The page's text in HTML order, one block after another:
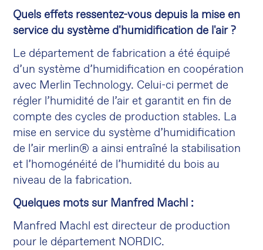
Quels effets ressentez-vous depuis la mise en
service du système d'humidification de l'air ?
Le département de fabrication a été équipé
d’un système d’humidification en coopération
avec Merlin Technology. Celui-ci permet de
régler l’humidité de l’air et garantit en fin de
compte des cycles de production stables. La
mise en service du système d’humidification
de l’air merlin® a ainsi entraîné la stabilisation
et l’homogénéité de l’humidité du bois au
niveau de la fabrication.
Quelques mots sur Manfred Machl :
Manfred Machl est directeur de production
pour le département NORDIC.